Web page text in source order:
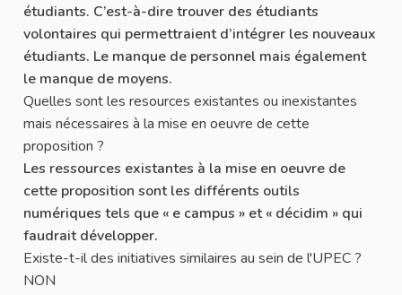
étudiants. C’est-à-dire trouver des étudiants
volontaires qui permettraient d’intégrer les nouveaux
étudiants. Le manque de personnel mais également
le manque de moyens.
Quelles sont les resources existantes ou inexistantes
mais nécessaires à la mise en oeuvre de cette
proposition ?
Les ressources existantes à la mise en oeuvre de
cette proposition sont les différents outils
numériques tels que « e campus » et « décidim » qui
faudrait développer.
Existe-t-il des initiatives similaires au sein de l'UPEC ?
NON